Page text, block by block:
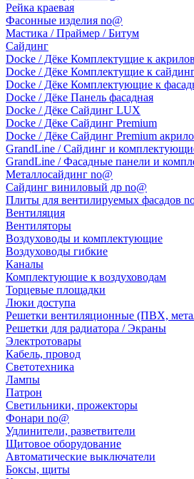
Рейка краевая
Фасонные изделия no@
Мастика / Праймер / Битум
Сайдинг
Docke / Дёке Комплектущие к
Docke / Дёке Комплектущие к
Docke / Дёке Комплектующие к
Docke / Дёке Панель фасадная
Docke / Дёке Сайдинг LUX
Docke / Дёке Сайдинг Premium
Docke / Дёке Сайдинг Premium
GrandLine / Сайдинг и
GrandLine / Фасадные панели и
Металлосайдинг no@
Сайдинг виниловый др no@
Плиты для вентилируемых фасадов
Вентиляция
Вентиляторы
Воздуховоды и комплектующие
Воздуховоды гибкие
Каналы
Комплектующие к воздуховодам
Торцевые площадки
Люки доступа
Решетки вентиляционные (ПВХ,
Решетки для радиатора / Экраны
Электротовары
Кабель, провод
Светотехника
Лампы
Патрон
Светильники, прожекторы
Фонари no@
Удлинители, разветвители
Щитовое оборудование
Автоматические выключатели
Боксы, щиты